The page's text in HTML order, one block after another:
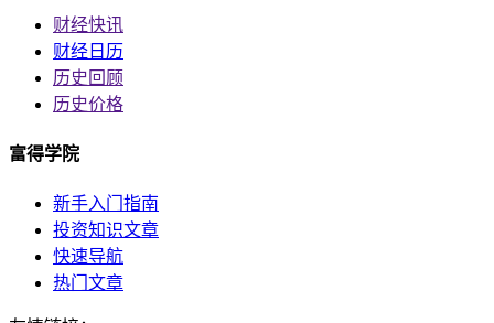
财经快讯
财经日历
历史回顾
历史价格
富得学院
新手入门指南
投资知识文章
快速导航
热门文章